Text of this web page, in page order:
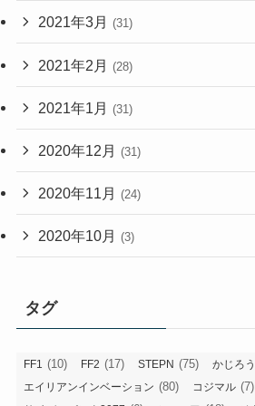
2021年3月 (31)
2021年2月 (28)
2021年1月 (31)
2020年12月 (31)
2020年11月 (24)
2020年10月 (3)
タグ
FF1 (10) FF2 (17) STEPN (75) かじろう
エイリアンインベーション (80) コジマル (7)